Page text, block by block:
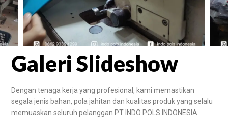
Galeri Slideshow
Dengan tenaga kerja yang profesional, kami memastikan
segala jenis bahan, pola jahitan dan kualitas produk yang selalu
memuaskan seluruh pelanggan PT INDO POLS INDONESIA